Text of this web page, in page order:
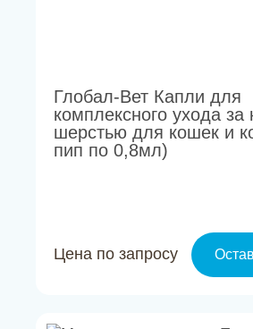
Глобал-Вет Капли для
комплексного ухода за
шерстью для кошек и
пип по 0,8мл)
Цена по запросу